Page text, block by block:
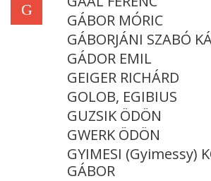
G
GÁBOR MÓRIC
GÁBORJÁNI SZABÓ
GÁDOR EMIL
GEIGER RICHÁRD
GOLOB, EGIBIUS
GUZSIK ÖDÖN
GWERK ÖDÖN
GYIMESI (Gyimessy)
GÁBOR